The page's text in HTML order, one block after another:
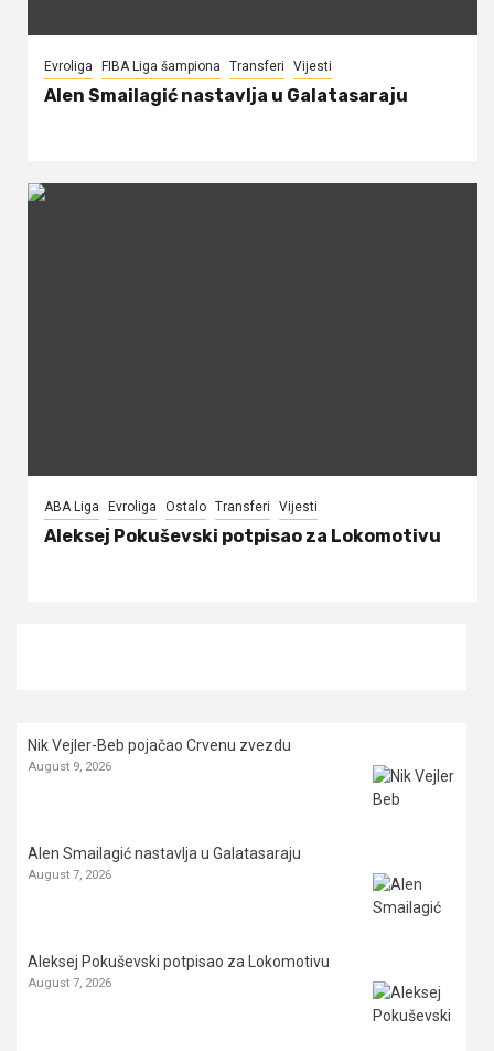
Evroliga FIBA Liga šampiona Transferi Vijesti
Alen Smailagić nastavlja u Galatasaraju
ABA Liga Evroliga Ostalo Transferi Vijesti
Aleksej Pokuševski potpisao za Lokomotivu
Nik Vejler-Beb pojačao Crvenu zvezdu
August 9, 2026
Alen Smailagić nastavlja u Galatasaraju
August 7, 2026
Aleksej Pokuševski potpisao za Lokomotivu
August 7, 2026